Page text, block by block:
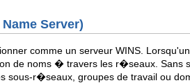
Server)
comme un serveur WINS.
de noms � travers les r�seaux. Sans
r�seaux, groupes de travail ou